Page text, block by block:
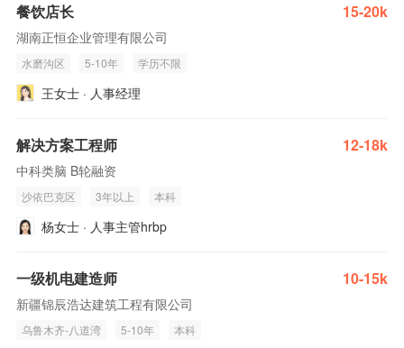
餐饮店长 15-20k
湖南正恒企业管理有限公司
水磨沟区 5-10年 学历不限
王女士 · 人事经理
解决方案工程师 12-18k
中科类脑 B轮融资
沙依巴克区 3年以上 本科
杨女士 · 人事主管hrbp
一级机电建造师 10-15k
新疆锦辰浩达建筑工程有限公司
乌鲁木齐-八道湾 5-10年 本科